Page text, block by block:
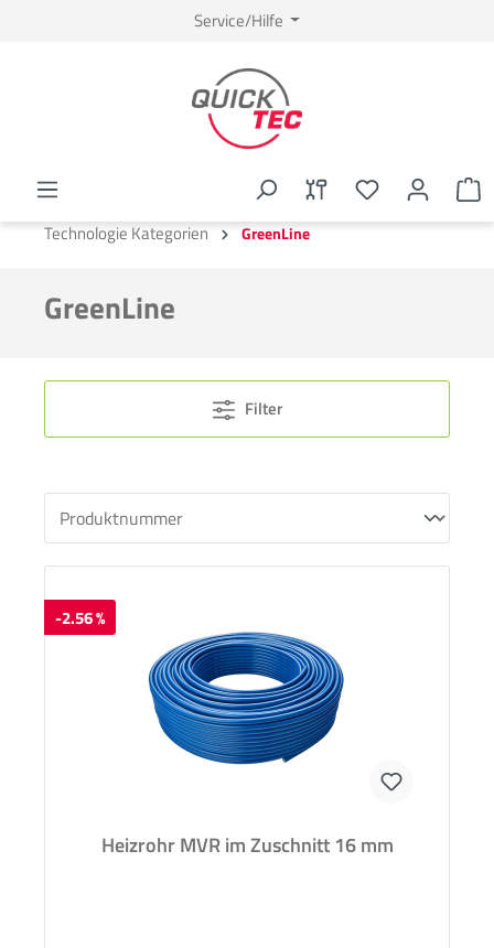
Service/Hilfe
Technologie Kategorien GreenLine
GreenLine
Filter
-2.56 %
Heizrohr MVR im Zuschnitt 16 mm